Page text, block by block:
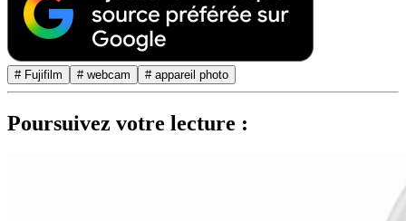
# Fujifilm # webcam # appareil photo
Poursuivez votre lecture :